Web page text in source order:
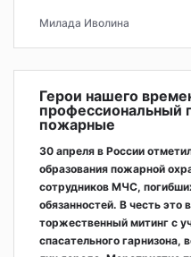
Милада Иволина
Герои нашего
профессиональный
пожарные
30 апреля в России
образования пожарной
сотрудников МЧС,
обязанностей. В честь это
торжественный митинг с
спасательного